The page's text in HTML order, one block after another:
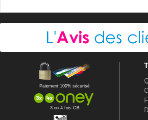
Paiement 100% sécurisé
3 ou 4 fois CB